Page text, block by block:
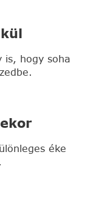
is, hogy soha
éke